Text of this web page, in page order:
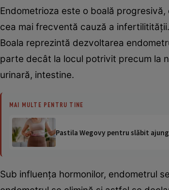
Endometrioza este o boală
cea mai frecventă cauză a
Boala reprezintă dezvoltarea
parte decât la locul potrivit precum la
urinară, intestine.
MAI MULTE PENTRU TINE
Pastila Wegovy pentru slăbit
Sub influenţa hormonilor, endometrul